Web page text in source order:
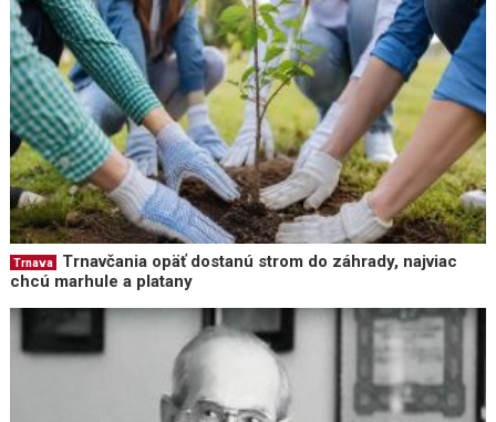
Trnava
Trnavčania opäť dostanú strom do záhrady, najviac
chcú marhule a platany